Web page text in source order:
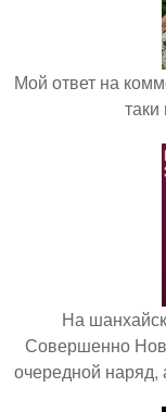
Мой ответ на
На
Совершенно
очередной